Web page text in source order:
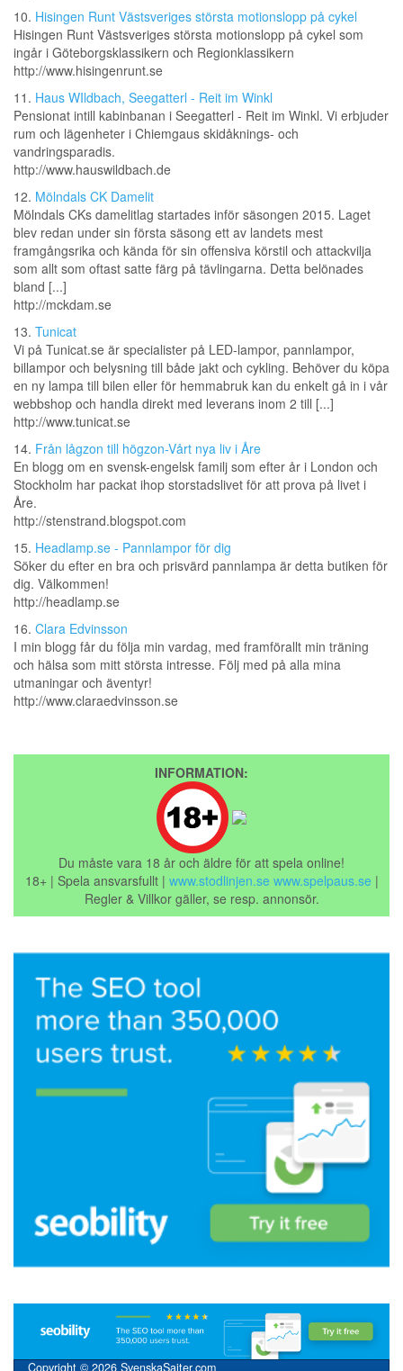
10. Hisingen Runt Västsveriges största motionslopp på cykel
Hisingen Runt Västsveriges största motionslopp på cykel som
ingår i Göteborgsklassikern och Regionklassikern
http://www.hisingenrunt.se
11. Haus WIldbach, Seegatterl - Reit im Winkl
Pensionat intill kabinbanan i Seegatterl - Reit im Winkl. Vi erbjuder
rum och lägenheter i Chiemgaus skidåknings- och
vandringsparadis.
http://www.hauswildbach.de
12. Mölndals CK Damelit
Mölndals CKs damelitlag startades inför säsongen 2015. Laget
blev redan under sin första säsong ett av landets mest
framgångsrika och kända för sin offensiva körstil och attackvilja
som allt som oftast satte färg på tävlingarna. Detta belönades
bland [...]
http://mckdam.se
13. Tunicat
Vi på Tunicat.se är specialister på LED-lampor, pannlampor,
billampor och belysning till både jakt och cykling. Behöver du köpa
en ny lampa till bilen eller för hemmabruk kan du enkelt gå in i vår
webbshop och handla direkt med leverans inom 2 till [...]
http://www.tunicat.se
14. Från lågzon till högzon-Vårt nya liv i Åre
En blogg om en svensk-engelsk familj som efter år i London och
Stockholm har packat ihop storstadslivet för att prova på livet i
Åre.
http://stenstrand.blogspot.com
15. Headlamp.se - Pannlampor för dig
Söker du efter en bra och prisvärd pannlampa är detta butiken för
dig. Välkommen!
http://headlamp.se
16. Clara Edvinsson
I min blogg får du följa min vardag, med framförallt min träning
och hälsa som mitt största intresse. Följ med på alla mina
utmaningar och äventyr!
http://www.claraedvinsson.se
INFORMATION:
Du måste vara 18 år och äldre för att spela online!
18+ | Spela ansvarsfullt | www.stodlinjen.se www.spelpaus.se |
Regler & Villkor gäller, se resp. annonsör.
Copyright © 2026 SvenskaSajter.com